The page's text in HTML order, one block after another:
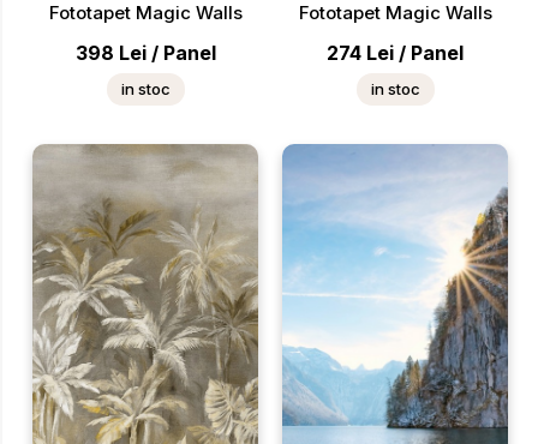
Fototapet Magic Walls
398 Lei / Panel
in stoc
Fototapet Magic Walls
274 Lei / Panel
in stoc